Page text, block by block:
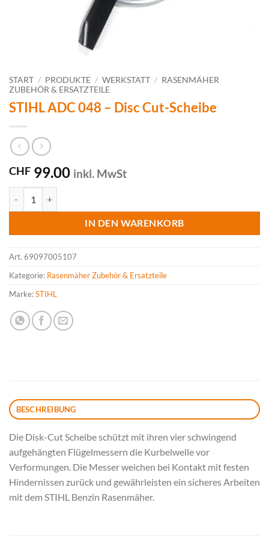
START / PRODUKTE / WERKSTATT / RASENMÄHER
ZUBEHÖR & ERSATZTEILE
STIHL ADC 048 – Disc Cut-Scheibe
CHF 99.00 inkl. MwSt
IN DEN WARENKORB
Art. 69097005107
Kategorie: Rasenmäher Zubehör & Ersatzteile
Marke:STIHL
BESCHREIBUNG
Die Disk-Cut Scheibe schützt mit ihren vier schwingend
aufgehängten Flügelmessern die Kurbelwelle vor
Verformungen. Die Messer weichen bei Kontakt mit festen
Hindernissen zurück und gewährleisten ein sicheres Arbeiten
mit dem STIHL Benzin Rasenmäher.